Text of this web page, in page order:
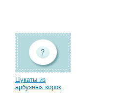
Цукаты из
арбузных корок